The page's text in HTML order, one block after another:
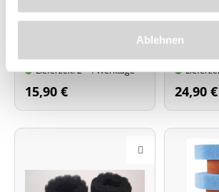
Ablehnen
Lieferzeit: 2 - 4 Werktage
15,90 € 24,90 €